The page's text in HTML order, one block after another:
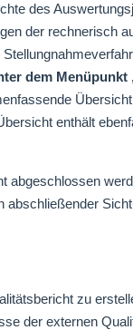
des
der rechnerisch
dem
enthält
abgeschlossen
zu
der externen